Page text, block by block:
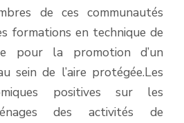
de ces communautés
formations en technique de
pour la promotion d’un
sein de l’aire protégée.Les
positives sur les
des activités de